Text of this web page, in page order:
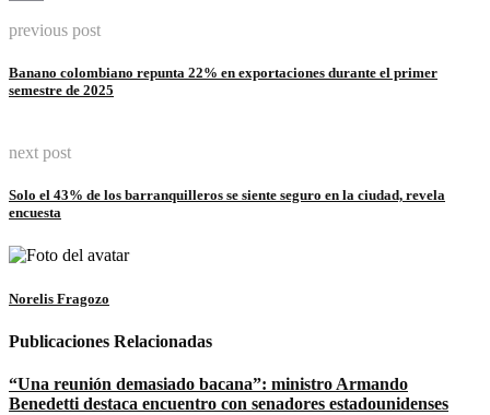
previous post
Banano colombiano repunta 22% en exportaciones durante el primer
semestre de 2025
next post
Solo el 43% de los barranquilleros se siente seguro en la ciudad, revela
encuesta
Norelis Fragozo
Publicaciones Relacionadas
“Una reunión demasiado bacana”: ministro Armando
Benedetti destaca encuentro con senadores estadounidenses